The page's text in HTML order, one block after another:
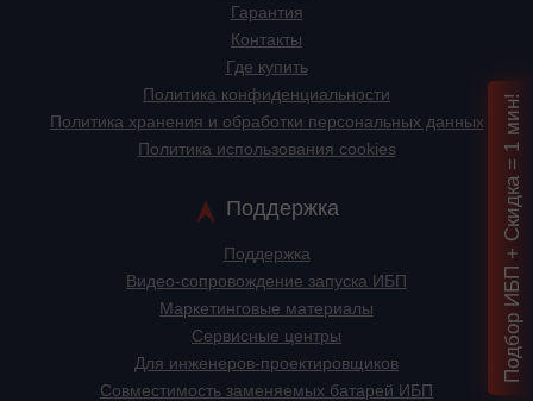
Гарантия
Контакты
Где купить
Политика конфиденциальности
Политика хранения и обработки персональных данных
Политика использования cookies
Поддержка
Поддержка
Видео-сопровождение запуска ИБП
Маркетинговые материалы
Сервисные центры
Для инженеров-проектировщиков
Cовместимость заменяемых батарей ИБП
Подбор ИБП + Скидка = 1 мин!